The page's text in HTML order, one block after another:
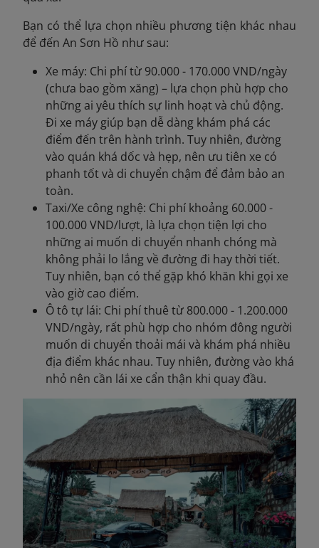
Bạn có thể lựa chọn nhiều phương tiện khác nhau
để đến An Sơn Hồ như sau:
Xe máy: Chi phí từ 90.000 - 170.000 VND/ngày
(chưa bao gồm xăng) – lựa chọn phù hợp cho
những ai yêu thích sự linh hoạt và chủ động.
Đi xe máy giúp bạn dễ dàng khám phá các
điểm đến trên hành trình. Tuy nhiên, đường
vào quán khá dốc và hẹp, nên ưu tiên xe có
phanh tốt và di chuyển chậm để đảm bảo an
toàn.
Taxi/Xe công nghệ: Chi phí khoảng 60.000 -
100.000 VND/lượt, là lựa chọn tiện lợi cho
những ai muốn di chuyển nhanh chóng mà
không phải lo lắng về đường đi hay thời tiết.
Tuy nhiên, bạn có thể gặp khó khăn khi gọi xe
vào giờ cao điểm.
Ô tô tự lái: Chi phí thuê từ 800.000 - 1.200.000
VND/ngày, rất phù hợp cho nhóm đông người
muốn di chuyển thoải mái và khám phá nhiều
địa điểm khác nhau. Tuy nhiên, đường vào khá
nhỏ nên cần lái xe cẩn thận khi quay đầu.